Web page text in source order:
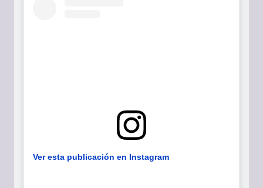
Ver esta publicación en Instagram